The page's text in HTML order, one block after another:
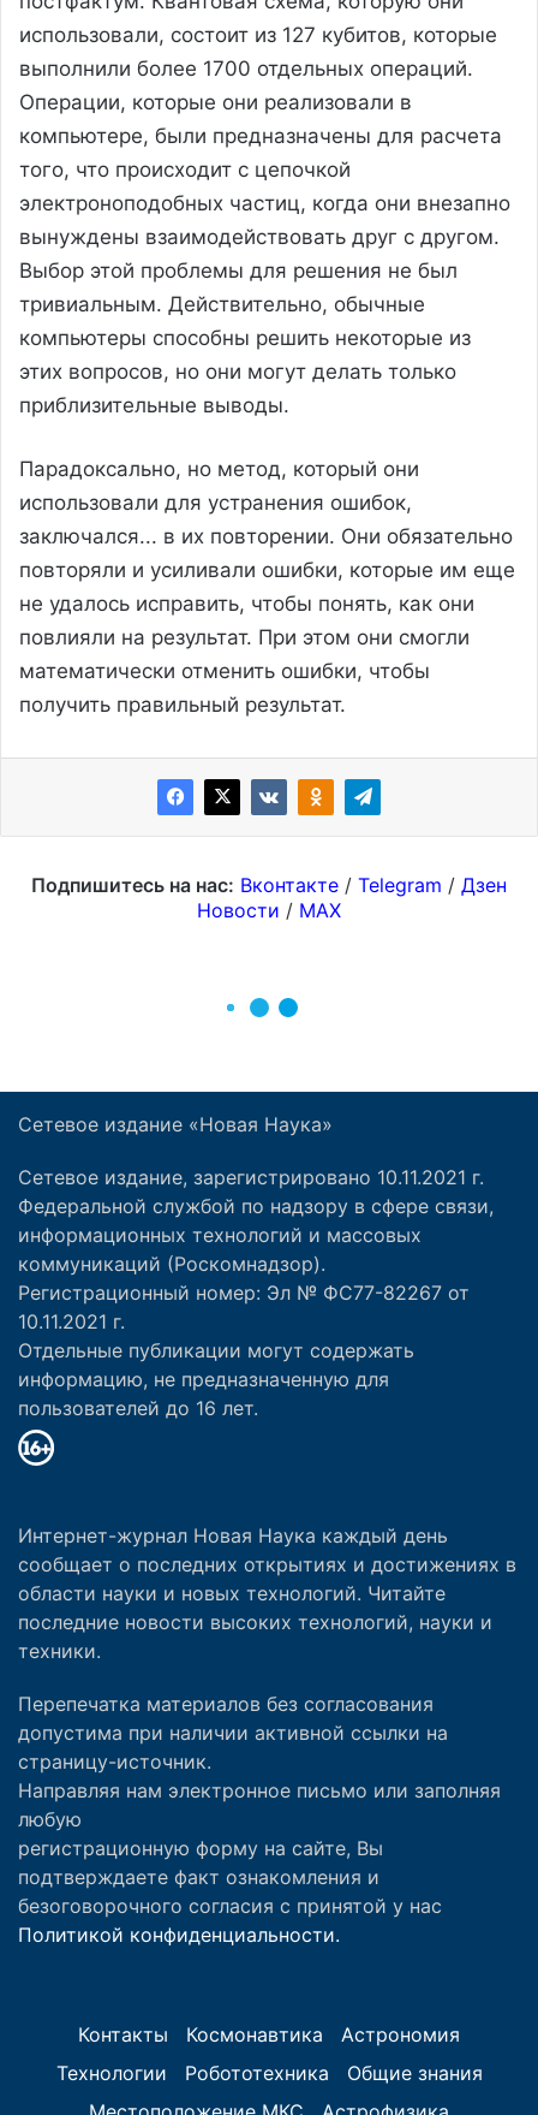
Сетевое издание «Новая Наука»
Сетевое издание, зарегистрировано 10.11.2021 г.
Федеральной службой по надзору в сфере связи,
информационных технологий и массовых
коммуникаций (Роскомнадзор).
Регистрационный номер: Эл № ФС77-82267 от
10.11.2021 г.
Отдельные публикации могут содержать
информацию, не предназначенную для
пользователей до 16 лет.
Интернет-журнал Новая Наука каждый день
сообщает о последних открытиях и достижениях в
области науки и новых технологий. Читайте
последние новости высоких технологий, науки и
техники.
Перепечатка материалов без согласования
допустима при наличии активной ссылки на
страницу-источник.
Направляя нам электронное письмо или заполняя
любую
регистрационную форму на сайте, Вы
подтверждаете факт ознакомления и
безоговорочного согласия с принятой у нас
Политикой конфиденциальности.
Контакты Космонавтика
Астрономия
Технологии
Робототехника
Общие знания